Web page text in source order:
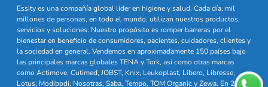
Essity es una compañía global líder en higiene y salud. Cada día, mil
millones de personas, en todo el mundo, utilizan nuestros productos,
servicios y soluciones. Nuestro propósito es romper barreras por el
bienestar en beneficio de consumidores, pacientes, cuidadores, clientes y
la sociedad en general. Vendemos en aproximadamente 150 países bajo
las principales marcas globales TENA y Tork, así como otras marcas
como Actimove, Cutimed, JOBST, Knix, Leukoplast, Libero, Libresse,
Lotus, Modibodi, Nosotras, Saba, Tempo, TOM Organic y Zewa. En 2024,